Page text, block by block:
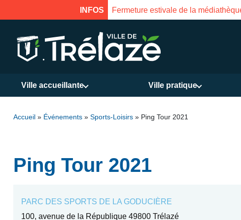
INFOS Fermeture estivale de la
Ville accueillante Ville pratique
Accueil » Événements » Sports-Loisirs » Ping Tour 2021
Ping Tour 2021
PARC DES SPORTS DE LA GODUCIÈRE
100, avenue de la République 49800 Trélazé